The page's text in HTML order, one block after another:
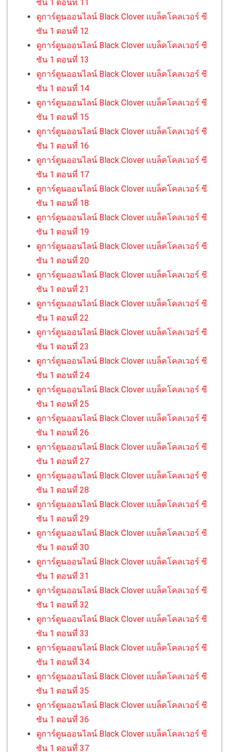
ซัน 1 ตอนที่ 11
ดูการ์ตูนออนไลน์ Black Clover แบล็คโคลเวอร์ ซี
ซัน 1 ตอนที่ 12
ดูการ์ตูนออนไลน์ Black Clover แบล็คโคลเวอร์ ซี
ซัน 1 ตอนที่ 13
ดูการ์ตูนออนไลน์ Black Clover แบล็คโคลเวอร์ ซี
ซัน 1 ตอนที่ 14
ดูการ์ตูนออนไลน์ Black Clover แบล็คโคลเวอร์ ซี
ซัน 1 ตอนที่ 15
ดูการ์ตูนออนไลน์ Black Clover แบล็คโคลเวอร์ ซี
ซัน 1 ตอนที่ 16
ดูการ์ตูนออนไลน์ Black Clover แบล็คโคลเวอร์ ซี
ซัน 1 ตอนที่ 17
ดูการ์ตูนออนไลน์ Black Clover แบล็คโคลเวอร์ ซี
ซัน 1 ตอนที่ 18
ดูการ์ตูนออนไลน์ Black Clover แบล็คโคลเวอร์ ซี
ซัน 1 ตอนที่ 19
ดูการ์ตูนออนไลน์ Black Clover แบล็คโคลเวอร์ ซี
ซัน 1 ตอนที่ 20
ดูการ์ตูนออนไลน์ Black Clover แบล็คโคลเวอร์ ซี
ซัน 1 ตอนที่ 21
ดูการ์ตูนออนไลน์ Black Clover แบล็คโคลเวอร์ ซี
ซัน 1 ตอนที่ 22
ดูการ์ตูนออนไลน์ Black Clover แบล็คโคลเวอร์ ซี
ซัน 1 ตอนที่ 23
ดูการ์ตูนออนไลน์ Black Clover แบล็คโคลเวอร์ ซี
ซัน 1 ตอนที่ 24
ดูการ์ตูนออนไลน์ Black Clover แบล็คโคลเวอร์ ซี
ซัน 1 ตอนที่ 25
ดูการ์ตูนออนไลน์ Black Clover แบล็คโคลเวอร์ ซี
ซัน 1 ตอนที่ 26
ดูการ์ตูนออนไลน์ Black Clover แบล็คโคลเวอร์ ซี
ซัน 1 ตอนที่ 27
ดูการ์ตูนออนไลน์ Black Clover แบล็คโคลเวอร์ ซี
ซัน 1 ตอนที่ 28
ดูการ์ตูนออนไลน์ Black Clover แบล็คโคลเวอร์ ซี
ซัน 1 ตอนที่ 29
ดูการ์ตูนออนไลน์ Black Clover แบล็คโคลเวอร์ ซี
ซัน 1 ตอนที่ 30
ดูการ์ตูนออนไลน์ Black Clover แบล็คโคลเวอร์ ซี
ซัน 1 ตอนที่ 31
ดูการ์ตูนออนไลน์ Black Clover แบล็คโคลเวอร์ ซี
ซัน 1 ตอนที่ 32
ดูการ์ตูนออนไลน์ Black Clover แบล็คโคลเวอร์ ซี
ซัน 1 ตอนที่ 33
ดูการ์ตูนออนไลน์ Black Clover แบล็คโคลเวอร์ ซี
ซัน 1 ตอนที่ 34
ดูการ์ตูนออนไลน์ Black Clover แบล็คโคลเวอร์ ซี
ซัน 1 ตอนที่ 35
ดูการ์ตูนออนไลน์ Black Clover แบล็คโคลเวอร์ ซี
ซัน 1 ตอนที่ 36
ดูการ์ตูนออนไลน์ Black Clover แบล็คโคลเวอร์ ซี
ซัน 1 ตอนที่ 37